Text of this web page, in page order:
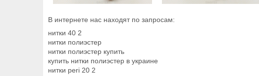
В интернете нас находят по запросам:
нитки 40 2
нитки полиэстер
нитки полиэстер купить
купить нитки полиэстер в украине
нитки peri 20 2